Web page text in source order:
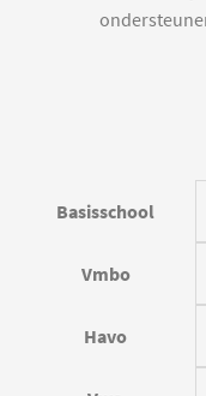
Basisschool
Vmbo
Havo